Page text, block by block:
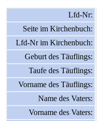
Lfd-Nr:
Seite im Kirchenbuch:
Lfd-Nr im Kirchenbuch:
Geburt des Täuflings:
Taufe des Täuflings:
Vorname des Täuflings:
Name des Vaters:
Vorname des Vaters: